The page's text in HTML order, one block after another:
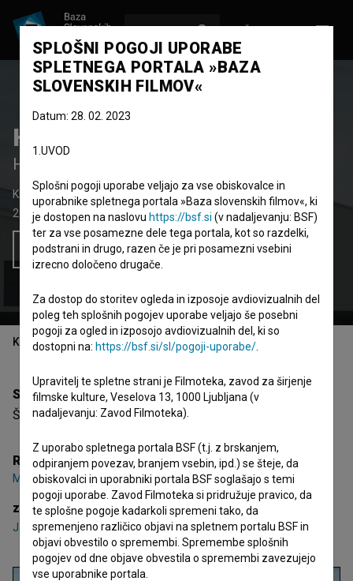
Hiše na Jurčkovi
Hiša na Jurčkovi
Kratki igrani film
6'
2011
Slovenija
Želim si ogledati ta film
Kazalo
Sinopsis
Šest možakarjev se zbere v hiši na Jurčkovi.
Režija
Matjaž Ivanišin
zasedba
Janez Jakomin,Srečko Kermauner,Saša Klančnik
SPLOŠNI POGOJI UPORABE
SPLETNEGA PORTALA »BAZA
SLOVENSKIH FILMOV«
Datum: 28. 02. 2023
1.UVOD
Splošni pogoji uporabe veljajo za vse obiskovalce in
uporabnike spletnega portala »Baza slovenskih filmov«, ki
je dostopen na naslovu https://bsf.si (v nadaljevanju: BSF)
ter za vse posamezne dele tega portala, kot so razdelki,
podstrani in drugo, razen če je pri posamezni vsebini
izrecno določeno drugače.
Za dostop do storitev ogleda in izposoje avdiovizualnih del
poleg teh splošnih pogojev uporabe veljajo še posebni
pogoji za ogled in izposojo avdiovizualnih del, ki so
dostopni na: https://bsf.si/sl/pogoji-uporabe/
Upravitelj te spletne strani je Filmoteka, zavod za širjenje
filmske kulture, Veselova 13, 1000 Ljubljana (v
nadaljevanju: Zavod Filmoteka).
Z uporabo spletnega portala BSF (t.j. z brskanjem,
odpiranjem povezav, branjem vsebin, ipd.) se šteje, da
obiskovalci in uporabniki portala BSF soglašajo s temi
pogoji uporabe. Zavod Filmoteka si pridružuje pravico, da
te splošne pogoje kadarkoli spremeni tako, da
spremenjeno različico objavi na spletnem portalu BSF in
objavi obvestilo o spremembi. Spremembe splošnih
pogojev od dne objave obvestila o spremembi zavezujejo
vse uporabnike portala.